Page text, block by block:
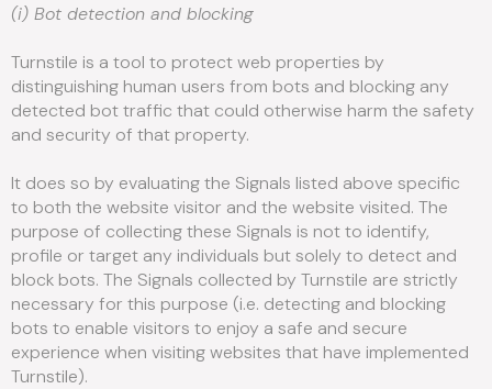
(i) Bot detection and blocking
Turnstile is a tool to protect web properties by
distinguishing human users from bots and blocking any
detected bot traffic that could otherwise harm the safety
and security of that property.
It does so by evaluating the Signals listed above specific
to both the website visitor and the website visited. The
purpose of collecting these Signals is not to identify,
profile or target any individuals but solely to detect and
block bots. The Signals collected by Turnstile are strictly
necessary for this purpose (i.e. detecting and blocking
bots to enable visitors to enjoy a safe and secure
experience when visiting websites that have implemented
Turnstile).